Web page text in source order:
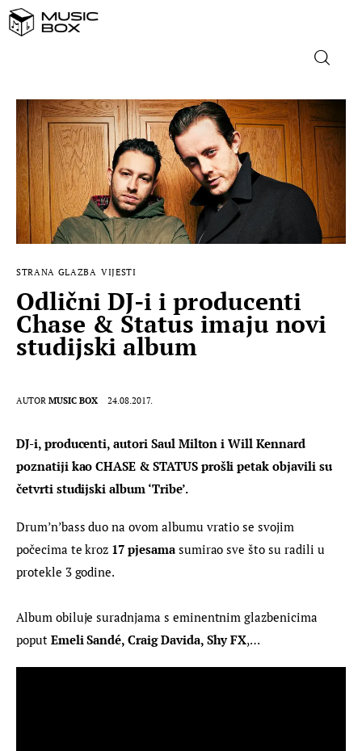
NASLOVNICA
DOMAĆA GLAZBA
STRANA GLAZBA
FILM
MUSIC BOX
STRANA GLAZBA VIJESTI
Odlični DJ-i i producenti
Chase & Status imaju novi
studijski album
AUTOR MUSIC BOX 24.08.2017.
DJ-i, producenti, autori Saul Milton i Will Kennard
poznatiji kao CHASE & STATUS prošli petak objavili su
četvrti studijski album ‘Tribe’.
Drum’n’bass duo na ovom albumu vratio se svojim
počecima te kroz 17 pjesama sumirao sve što su radili u
protekle 3 godine.
Album obiluje suradnjama s eminentnim glazbenicima
poput Emeli Sandé, Craig Davida, Shy FX,…